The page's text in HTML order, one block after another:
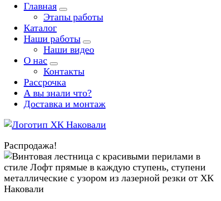
Главная
Этапы работы
Каталог
Наши работы
Наши видео
О нас
Контакты
Рассрочка
А вы знали что?
Доставка и монтаж
Распродажа!
Zoom